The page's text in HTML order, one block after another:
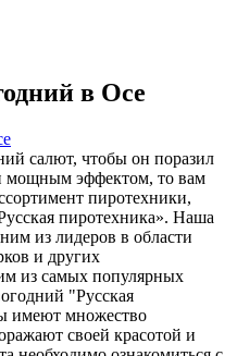
в Осе
салют, чтобы он поразил
мощным эффектом, то вам
пиротехники,
пиротехника». Наша
из лидеров в области
и других
из самых популярных
"Русская
имеют множество
своей красотой и